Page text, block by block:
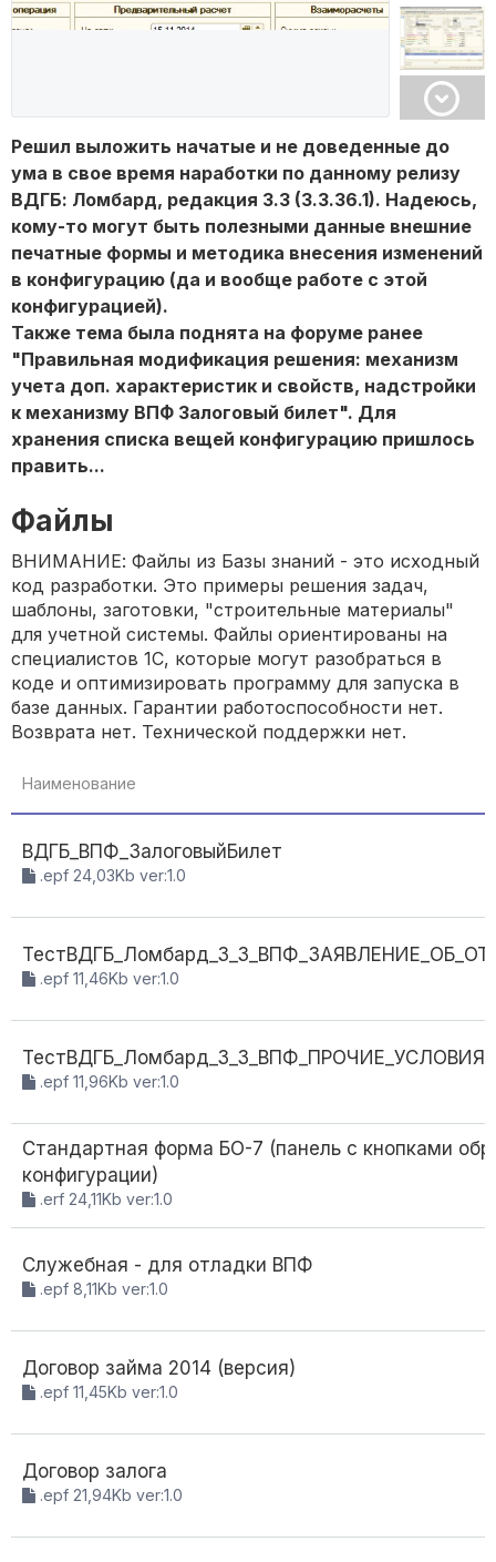
Решил выложить начатые и не доведенные до
ума в свое время наработки по данному релизу
ВДГБ: Ломбард, редакция 3.3 (3.3.36.1). Надеюсь,
кому-то могут быть полезными данные внешние
печатные формы и методика внесения изменений
в конфигурацию (да и вообще работе с этой
конфигурацией).
Также тема была поднята на форуме ранее
"Правильная модификация решения: механизм
учета доп. характеристик и свойств, надстройки
к механизму ВПФ Залоговый билет". Для
хранения списка вещей конфигурацию пришлось
править...
Файлы
ВНИМАНИЕ: Файлы из Базы знаний - это исходный
код разработки. Это примеры решения задач,
шаблоны, заготовки, "строительные материалы"
для учетной системы. Файлы ориентированы на
специалистов 1С, которые могут разобраться в
коде и оптимизировать программу для запуска в
базе данных. Гарантии работоспособности нет.
Возврата нет. Технической поддержки нет.
Наименование
ВДГБ_ВПФ_ЗалоговыйБилет
.epf 24,03Kb ver:1.0
.epf 11,46Kb ver:1.0
.epf 11,96Kb ver:1.0
Стандартная форма БО-7 (панель с кнопками
конфигурации)
.erf 24,11Kb ver:1.0
Служебная - для отладки ВПФ
.epf 8,11Kb ver:1.0
Договор займа 2014 (версия)
.epf 11,45Kb ver:1.0
Договор залога
.epf 21,94Kb ver:1.0